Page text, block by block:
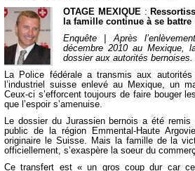
OTAGE MEXIQUE:
la famille continue à se battre
Enquête | Après
décembre 2010 au Mexique,
dossier aux autorités
La Police fédérale a transmis aux
l’industriel suisse enlevé au Mexique, un
Ceux-ci s’efforcent toujours de faire bouger
que l’espoir s’amenuise.
Le dossier du Jurassien bernois a été
public de la région Emmental-Haute
originaire le Suisse. Mais la famille de la
officiellement, s’exaspère la soeur du
Ce transfert est « un gros coup dur car